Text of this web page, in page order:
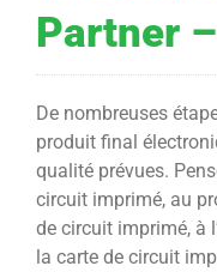
Partner
De nombreuses
produit final
qualité prévues.
circuit imprimé, au
de circuit imprimé, à
la carte de circuit